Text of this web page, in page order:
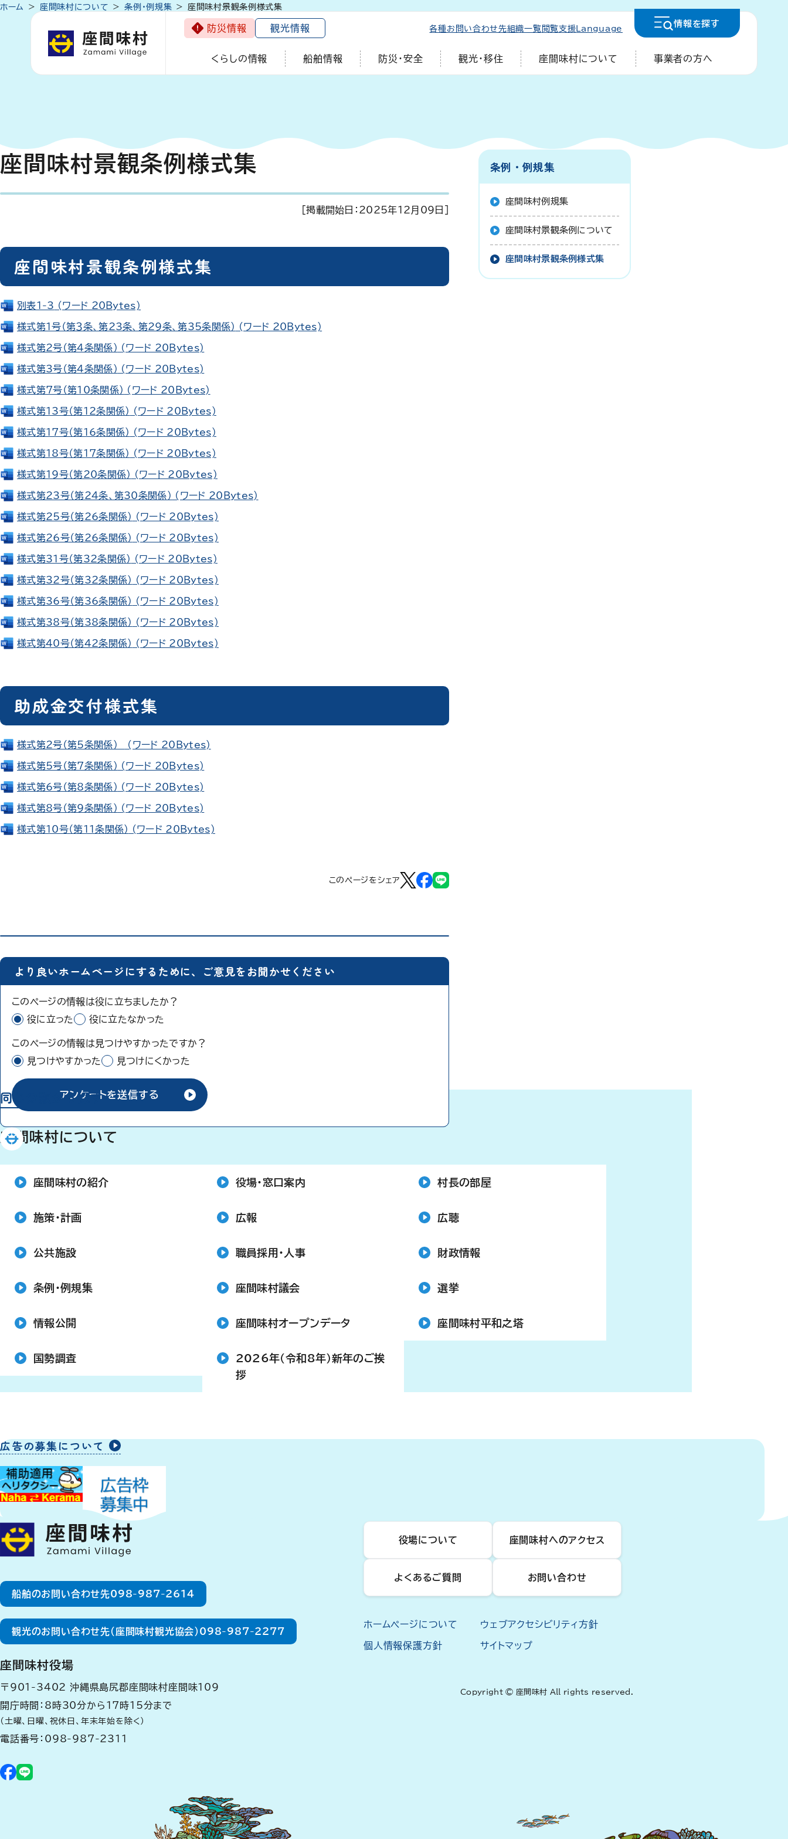
防災情報 観光情報 各種お問い合わせ先組織一覧 閲覧支援 Language
情報を探す
くらしの情報 船舶情報 防災・安全 観光・移住 座間味村について 事業者の方へ
ホーム 座間味村について 条例・例規集 座間味村景観条例様式集
座間味村景観条例様式集
[掲載開始日： 2025年12月09日
座間味村景観条例様式集
別表1-3 (ワード 20Bytes)
様式第1号（第３条、第23条、第29条、第35条関係） (ワード 20Bytes)
様式第2号（第４条関係） (ワード 20Bytes)
様式第3号（第４条関係） (ワード 20Bytes)
様式第7号（第10条関係） (ワード 20Bytes)
様式第13号（第12条関係） (ワード 20Bytes)
様式第17号（第16条関係） (ワード 20Bytes)
様式第18号（第17条関係） (ワード 20Bytes)
様式第19号（第20条関係） (ワード 20Bytes)
様式第23号（第24条、第30条関係） (ワード 20Bytes)
様式第25号（第26条関係） (ワード 20Bytes)
様式第26号（第26条関係） (ワード 20Bytes)
様式第31号（第32条関係） (ワード 20Bytes)
様式第32号（第32条関係） (ワード 20Bytes)
様式第36号（第36条関係） (ワード 20Bytes)
様式第38号（第38条関係） (ワード 20Bytes)
様式第40号（第42条関係） (ワード 20Bytes)
助成金交付様式集
様式第2号（第5条関係） (ワード 20Bytes)
様式第5号（第7条関係） (ワード 20Bytes)
様式第6号（第8条関係） (ワード 20Bytes)
様式第8号（第9条関係） (ワード 20Bytes)
様式第10号（第11条関係） (ワード 20Bytes)
このページをシェア
より良いホームページにするために、ご意見をお聞かせください
このページの情報は役に立ちましたか？
役に立った
役に立たなかった
このページの情報は見つけやすかったですか？
見つけやすかった
見つけにくかった
アンケートを送信する
条例・例規集
座間味村例規集
座間味村景観条例について
座間味村景観条例様式集
同じ分類から探す
座間味村について
座間味村の紹介 役場・窓口案内 村長の部屋
施策・計画 広報 広聴
公共施設 職員採用・人事 財政情報
条例・例規集 座間味村議会 選挙
情報公開 座間味村オープンデータ 座間味村平和之塔
国勢調査
2026年（令和8年）新年のご挨
拶
広告の募集について
船舶のお問い合わせ先098-987-2614
観光のお問い合わせ先（座間味村観光協会） 098-987-2277
座間味村役場
〒901-3402 沖縄県島尻郡座間味村座間味109
開庁時間：8時30分から17時15分まで
（土曜、日曜、祝休日、年末年始を除く）
電話番号： 098-987-2311
役場について 座間味村へのアクセス
よくあるご質問 お問い合わせ
ホームページについて ウェブアクセシビリティ方針
個人情報保護方針 サイトマップ
Copyright © 座間味村 All rights reserved.